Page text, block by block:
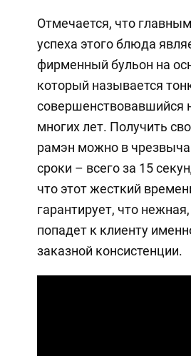
Отмечается, что
успеха этого блюда
фирменный бульон на
который называется
совершенствовавшийся
многих лет. Получить
рамэн можно в
сроки – всего за 15
что этот жесткий
гарантирует, что
попадет к клиенту
заказной консистенции.